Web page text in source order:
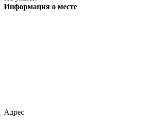
Информация о месте
Адрес